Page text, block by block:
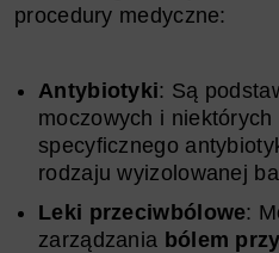
procedury medyczne:
Antybiotyki: Są
moczowych i
specyficznego
rodzaju wyizolowanej
Leki przeciwbólowe:
zarządzania bólem